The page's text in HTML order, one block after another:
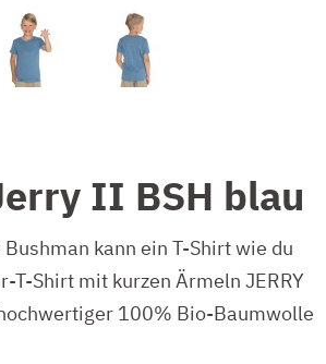
II BSH blau
kann ein T-Shirt wie du
T-Shirt mit kurzen Ärmeln JERRY
100% Bio-Baumwolle